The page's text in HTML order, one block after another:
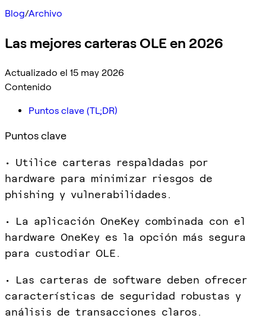
Blog/Archivo
Las mejores carteras OLE en 2026
Actualizado el 15 may 2026
Contenido
Puntos clave (TL;DR)
Puntos clave
• Utilice carteras respaldadas por
hardware para minimizar riesgos de
phishing y vulnerabilidades.
• La aplicación OneKey combinada con el
hardware OneKey es la opción más segura
para custodiar OLE.
• Las carteras de software deben ofrecer
características de seguridad robustas y
análisis de transacciones claros.